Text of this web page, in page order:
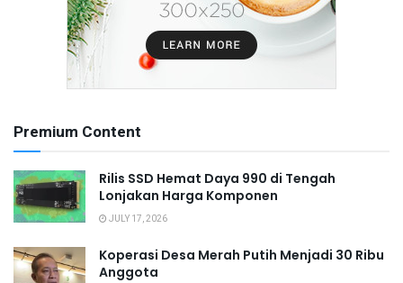
Premium Content
Rilis SSD Hemat Daya 990 di Tengah
Lonjakan Harga Komponen
JULY 17, 2026
Koperasi Desa Merah Putih Menjadi 30 Ribu
Anggota